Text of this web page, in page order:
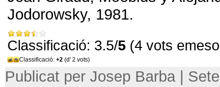
Jodorowsky, 1981.
Classificació: 3.5/5 (4 vots
Classificació: +2 (d' 2 vots)
Publicat per Josep Barba |